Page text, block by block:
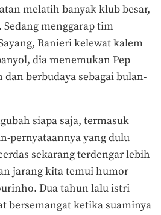
melatih banyak klub besar,
menggarap tim
Ranieri kelewat kalem
dia menemukan Pep
dan berbudaya sebagai bulan-
siapa saja, termasuk
pernyataannya yang dulu
sekarang terdengar lebih
jarang kita temui humor
Dua tahun lalu istri
bersemangat ketika suaminya